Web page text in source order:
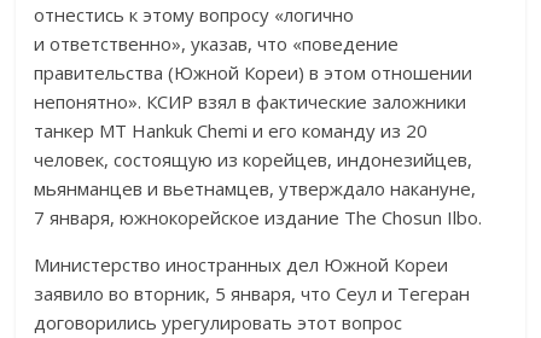
отнестись к этому вопросу «логично
и ответственно», указав, что «поведение
правительства (Южной Кореи) в этом отношении
непонятно». КСИР взял в фактические заложники
танкер MT Hankuk Chemi и его команду из 20
человек, состоящую из корейцев, индонезийцев,
мьянманцев и вьетнамцев, утверждало накануне,
7 января, южнокорейское издание The Chosun Ilbo.
Министерство иностранных дел Южной Кореи
заявило во вторник, 5 января, что Сеул и Тегеран
договорились урегулировать этот вопрос